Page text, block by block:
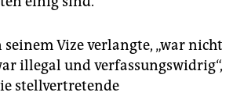
seinem Vize verlangte, „war nicht
illegal und verfassungswidrig“,
stellvertretende